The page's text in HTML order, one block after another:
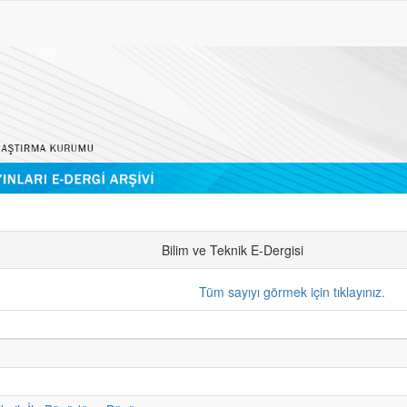
Bilim ve Teknik E-Dergisi
Tüm sayıyı görmek için tıklayınız.